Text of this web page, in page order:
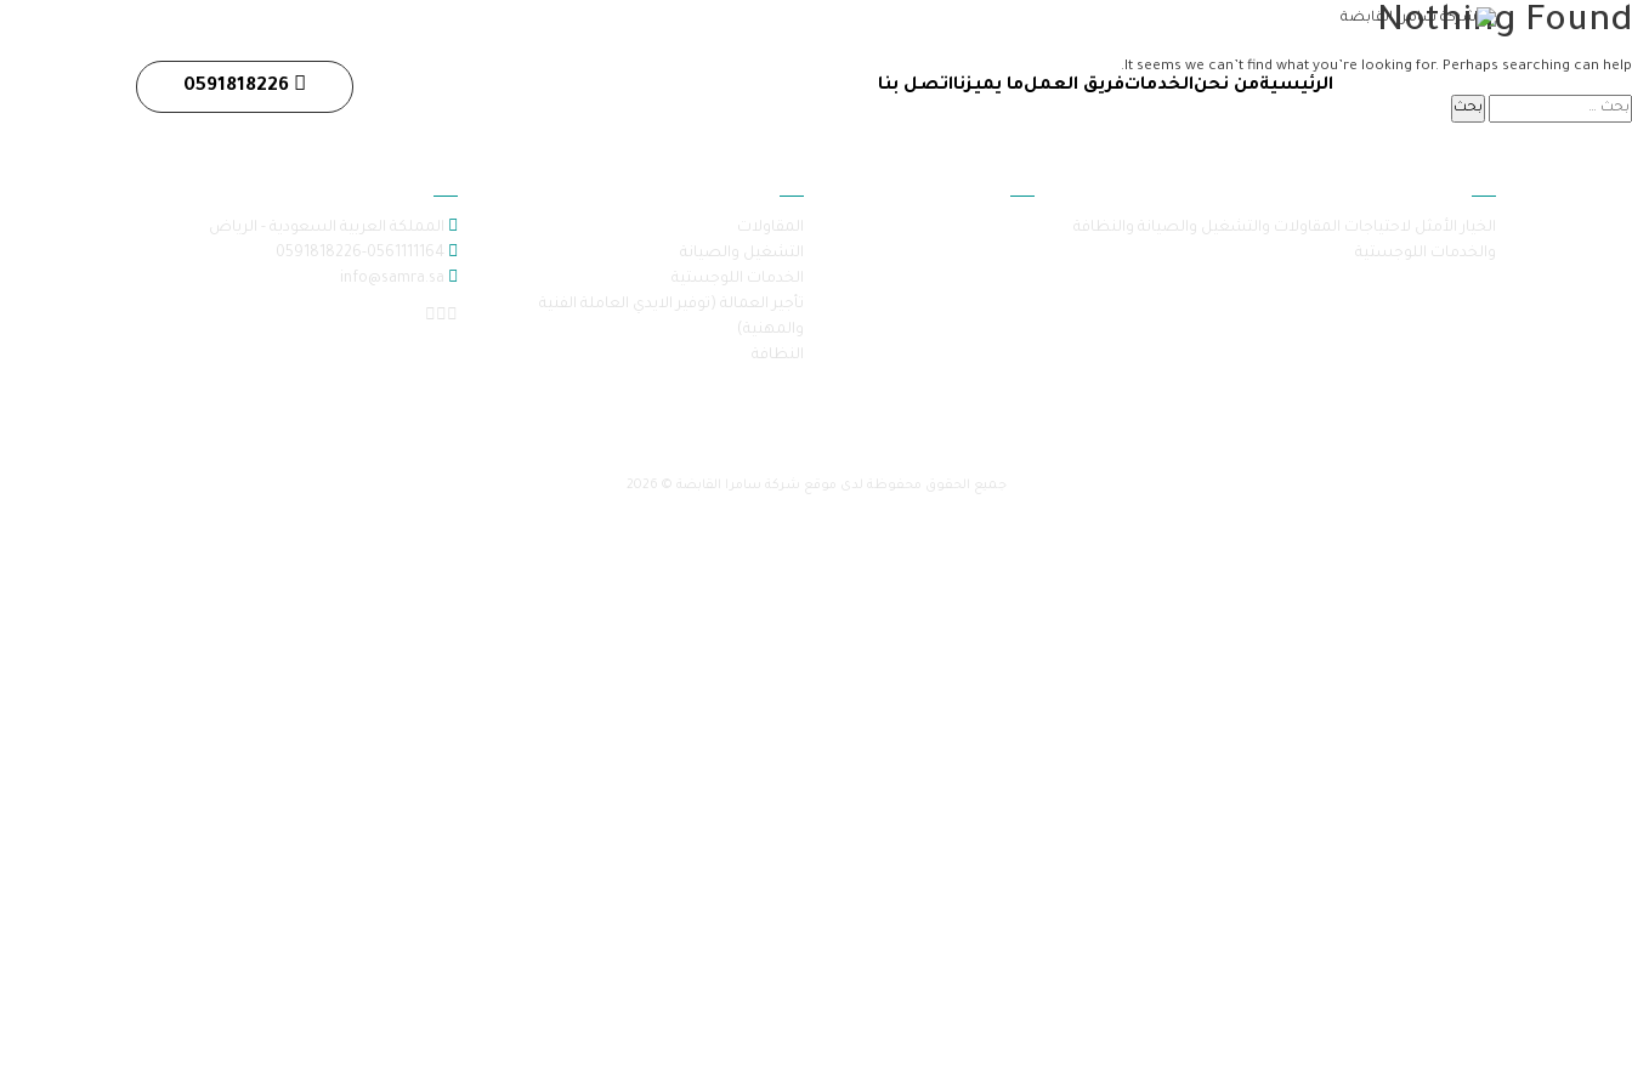
الرئيسيةمن نحنالخدماتفريق العملما يميزنااتصل بنا 0591818226
Nothing Found
It seems we can’t find what you’re looking for. Perhaps searching can help.
الخيار الأمثل لاحتياجات المقاولات والتشغيل والصيانة والنظافة
والخدمات اللوجستية
المقاولات
التشغيل والصيانة
الخدمات اللوجستية
تأجير العمالة (توفير الايدي العاملة الفنية
والمهنية)
النظافة
المملكة العربية السعودية - الرياض
info@samra.sa
جميع الحقوق محفوظة لدى موقع شركة سامرا القابضة © 2026